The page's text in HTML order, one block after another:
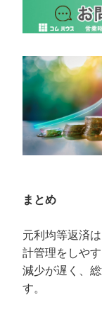
まとめ
元利均等返済
計管理をしや
減少が遅く、
す。